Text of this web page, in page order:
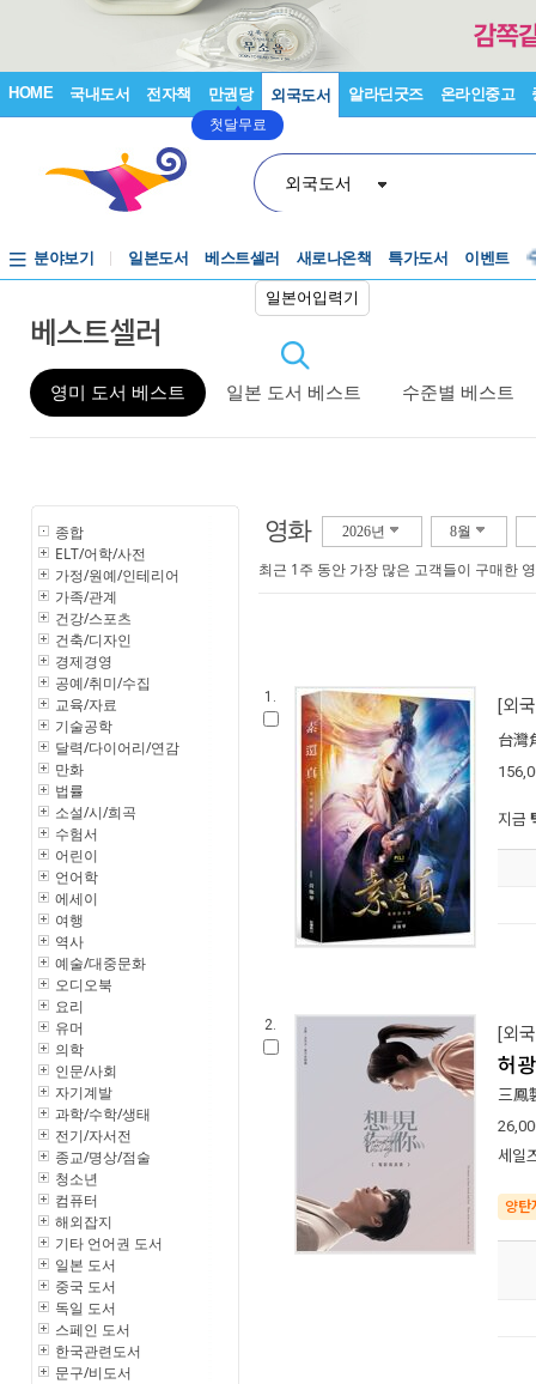
HOME 국내도서 전자책 만권당
첫달무료
외국도서 알라딘굿즈 온라인중고
외국도서
일본어입력기
분야보기 일본도서 베스트셀러 새로나온책 특가도서 이벤트
베스트셀러
영미 도서 베스트 일본 도서 베스트 수준별 베스트
종합
ELT/어학/사전
가정/원예/인테리어
가족/관계
건강/스포츠
건축/디자인
경제경영
공예/취미/수집
교육/자료
기술공학
달력/다이어리/연감
만화
법률
소설/시/희곡
수험서
어린이
언어학
에세이
여행
역사
예술/대중문화
오디오북
요리
유머
의학
인문/사회
자기계발
과학/수학/생태
전기/자서전
종교/명상/점술
청소년
컴퓨터
해외잡지
기타 언어권 도서
일본 도서
중국 도서
독일 도서
스페인 도서
한국관련도서
문구/비도서
영화 2026년 8월
최근 1주 동안 가장 많은 고객들이 구매한
1. [외
台灣
지금
2. [외
허
三鳳
세일
양탄